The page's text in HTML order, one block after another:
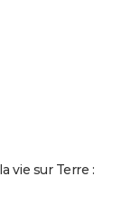
vie sur Terre :